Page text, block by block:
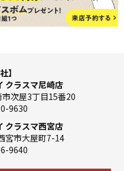
】
クラスマ尼崎店
次屋3丁目15番20
9630
クラスマ西宮店
市大屋町7-14
9640